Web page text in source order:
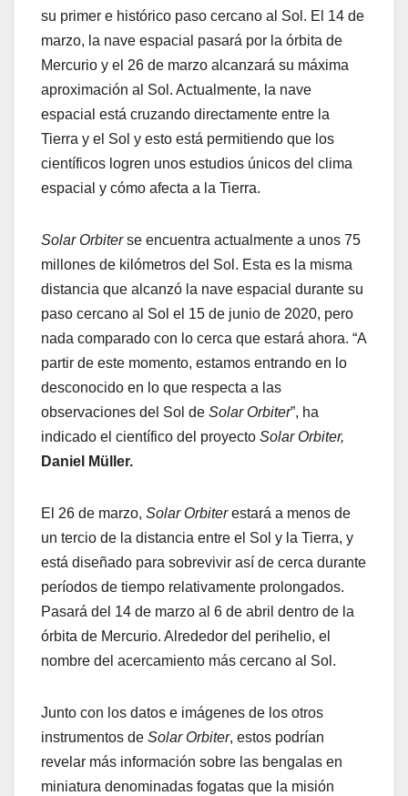
su primer e histórico paso cercano al Sol. El 14 de
marzo, la nave espacial pasará por la órbita de
Mercurio y el 26 de marzo alcanzará su máxima
aproximación al Sol. Actualmente, la nave
espacial está cruzando directamente entre la
Tierra y el Sol y esto está permitiendo que los
científicos logren unos estudios únicos del clima
espacial y cómo afecta a la Tierra.
Solar Orbiterse encuentra actualmente a unos 75
millones de kilómetros del Sol. Esta es la misma
distancia que alcanzó la nave espacial durante su
paso cercano al Sol el 15 de junio de 2020, pero
nada comparado con lo cerca que estará ahora. “A
partir de este momento, estamos entrando en lo
desconocido en lo que respecta a las
observaciones del Sol de Solar Orbiter”, ha
indicado el científico del proyecto Solar Orbiter,
Daniel Müller.
El 26 de marzo, Solar Orbiterestará a menos de
un tercio de la distancia entre el Sol y la Tierra, y
está diseñado para sobrevivir así de cerca durante
períodos de tiempo relativamente prolongados.
Pasará del 14 de marzo al 6 de abril dentro de la
órbita de Mercurio. Alrededor del perihelio, el
nombre del acercamiento más cercano al Sol.
Junto con los datos e imágenes de los otros
instrumentos de Solar Orbiter, estos podrían
revelar más información sobre las bengalas en
miniatura denominadas fogatas que la misión